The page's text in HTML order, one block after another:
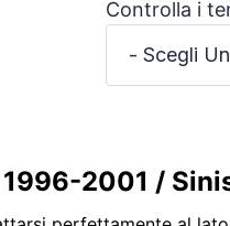
Controlla i
- Scegli
2001 /